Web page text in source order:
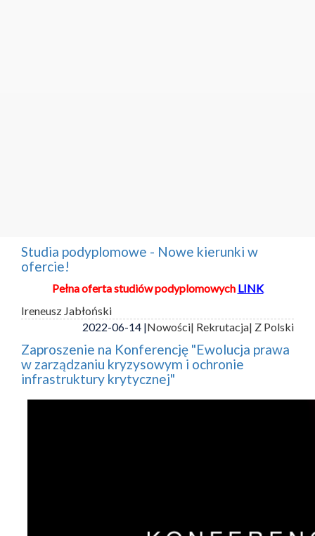
Studia podyplomowe - Nowe kierunki w
ofercie!
Pełna oferta studiów podyplomowych LINK
Ireneusz Jabłoński
2022-06-14 |Nowości| Rekrutacja| Z Polski
Zaproszenie na Konferencję "Ewolucja prawa
w zarządzaniu kryzysowym i ochronie
infrastruktury krytycznej"